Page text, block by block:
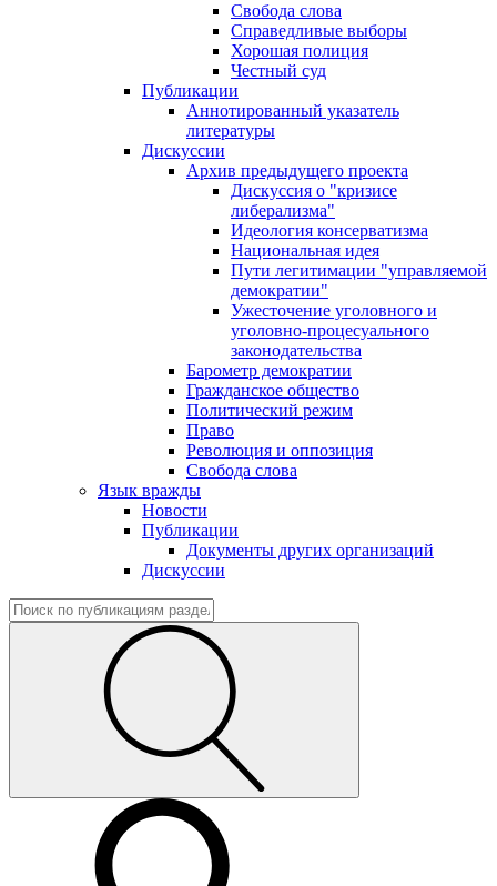
Свобода слова
Справедливые выборы
Хорошая полиция
Честный суд
Публикации
Аннотированный указатель
литературы
Дискуссии
Архив предыдущего проекта
Дискуссия о "кризисе
либерализма"
Идеология консерватизма
Национальная идея
Пути легитимации "управляемой
демократии"
Ужесточение уголовного и
уголовно-процесуального
законодательства
Барометр демократии
Гражданское общество
Политический режим
Право
Революция и оппозиция
Свобода слова
Язык вражды
Новости
Публикации
Документы других организаций
Дискуссии